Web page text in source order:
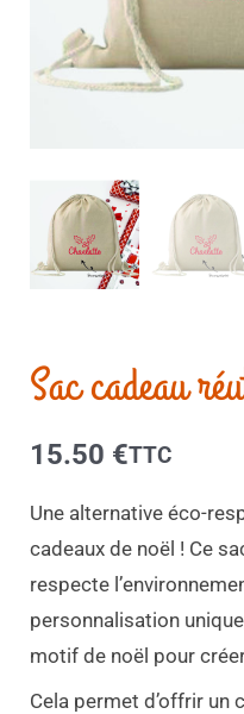
Sac cadeau
15.50 €TTC
Une alternative éco-
cadeaux de noël ! Ce
respecte
personnalisation
motif de noël pour
Cela permet d’offrir un